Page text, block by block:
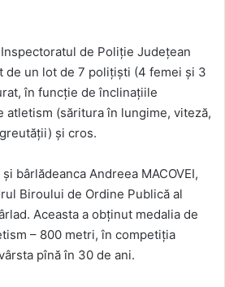
de Poliție Județean
de un lot de 7 polițiști (4 femei și 3
în funcție de înclinațiile
atletism (săritura în lungime, viteză,
și cros.
bârlădeanca Andreea MACOVEI,
Biroului de Ordine Publică al
Aceasta a obținut medalia de
– 800 metri, în competiția
pînă în 30 de ani.